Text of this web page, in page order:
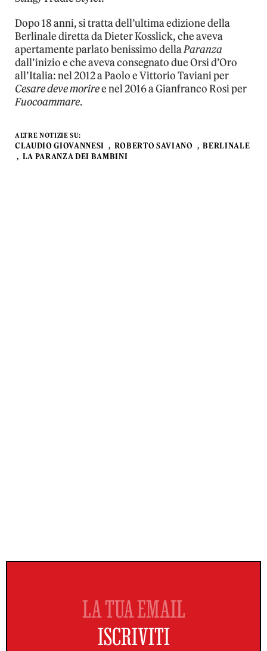
Dopo 18 anni, si tratta dell’ultima edizione della
Berlinale diretta da Dieter Kosslick, che aveva
apertamente parlato benissimo dellaParanza
dall’inizio e che aveva consegnato due Orsi d’Oro
all’Italia: nel 2012 a Paolo e Vittorio Taviani per
Cesare deve moriree nel 2016 a Gianfranco Rosi per
Fuocoammare.
ALTRE NOTIZIE SU:
CLAUDIO GIOVANNESI ROBERTO SAVIANO
BERLINALE
LA PARANZA DEI BAMBINI